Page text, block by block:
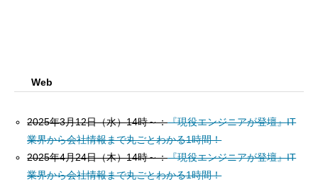
Web
2025年3月12日（水）14時～：『現役エンジニアが登壇』IT
業界から会社情報まで丸ごとわかる1時間！
2025年4月24日（木）14時～：『現役エンジニアが登壇』IT
業界から会社情報まで丸ごとわかる1時間！